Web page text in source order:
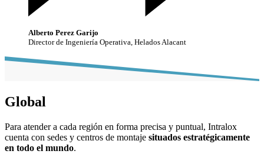
Alberto Perez Garijo
Director de Ingeniería Operativa, Helados Alacant
Global
Para atender a cada región en forma precisa y puntual, Intralox
cuenta con sedes y centros de montaje situados estratégicamente
en todo el mundo.